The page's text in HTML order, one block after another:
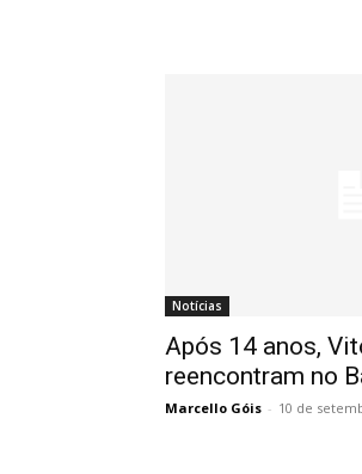
Notícias
Após 14 anos,
reencontram no
Marcello Góis - 10 de